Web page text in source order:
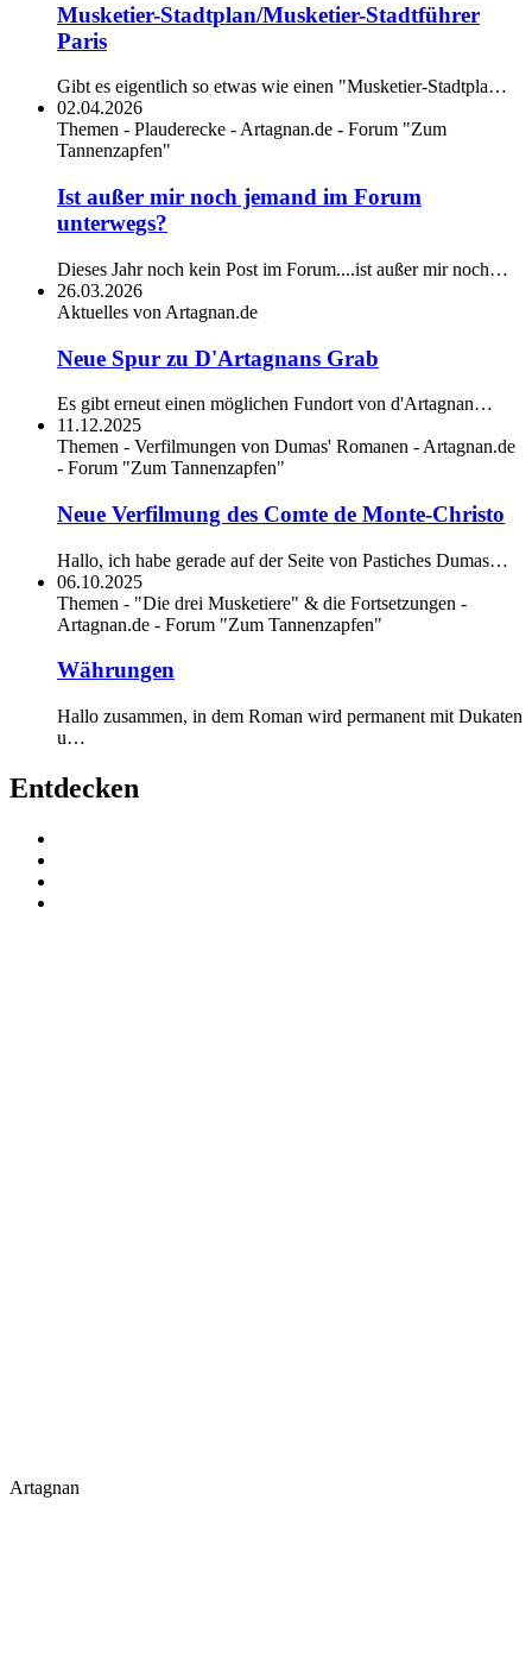
Musketier-Stadtplan/Musketier-Stadtführer
Paris
Gibt es eigentlich so etwas wie einen "Musketier-Stadtpla…
02.04.2026
Themen - Plauderecke - Artagnan.de - Forum "Zum
Tannenzapfen"
Ist außer mir noch jemand im Forum
unterwegs?
Dieses Jahr noch kein Post im Forum....ist außer mir noch…
26.03.2026
Aktuelles von Artagnan.de
Neue Spur zu D'Artagnans Grab
Es gibt erneut einen möglichen Fundort von d'Artagnan…
11.12.2025
Themen - Verfilmungen von Dumas' Romanen - Artagnan.de
- Forum "Zum Tannenzapfen"
Neue Verfilmung des Comte de Monte-Christo
Hallo, ich habe gerade auf der Seite von Pastiches Dumas…
06.10.2025
Themen - "Die drei Musketiere" & die Fortsetzungen -
Artagnan.de - Forum "Zum Tannenzapfen"
Währungen
Hallo zusammen, in dem Roman wird permanent mit Dukaten
u…
Entdecken
Artagnan